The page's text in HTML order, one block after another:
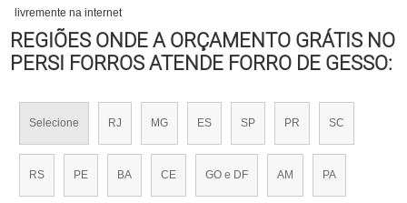
livremente na internet
REGIÕES ONDE A ORÇAMENTO GRÁTIS NO
PERSI FORROS ATENDE FORRO DE GESSO:
Selecione RJ MG ES SP PR SC
RS PE BA CE GO e DF AM PA